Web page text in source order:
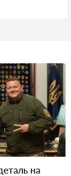
на